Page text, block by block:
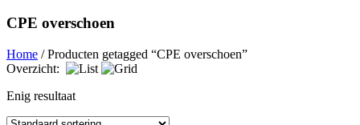
CPE overschoen
Home / Producten getagged “CPE overschoen”
Overzicht:
Enig resultaat